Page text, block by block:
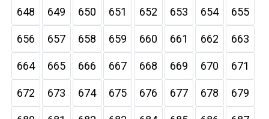
648 649 650 651 652 653 654 655
656 657 658 659 660 661 662 663
664 665 666 667 668 669 670 671
672 673 674 675 676 677 678 679